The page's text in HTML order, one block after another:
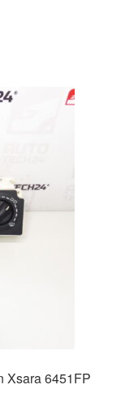
Xsara 6451FP